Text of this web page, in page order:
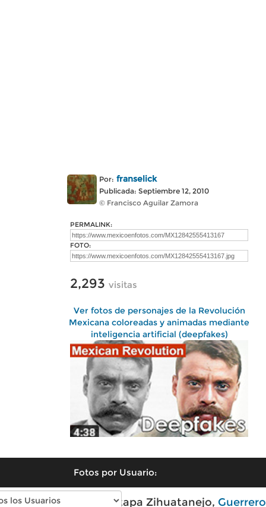
Por: franselick
Publicada: Septiembre 12, 2010
© Francisco Aguilar Zamora
PERMALINK:
FOTO:
2,293 visitas
Ver fotos de personajes de la Revolución
Mexicana coloreadas y animadas mediante
inteligencia artificial (deepfakes)
Fotos por Usuario:
Fotos modernas de Ixtapa Zihuatanejo, Guerrero